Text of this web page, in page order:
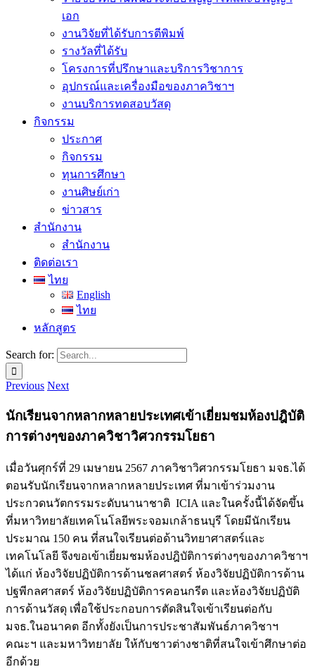
เอก
งานวิจัยที่ได้รับการตีพิมพ์
รางวัลที่ได้รับ
โครงการที่ปรึกษาและบริการวิชาการ
อุปกรณ์และเครื่องมือของภาควิชาฯ
งานบริการทดสอบวัสดุ
กิจกรรม
ประกาศ
กิจกรรม
ทุนการศึกษา
งานศิษย์เก่า
ข่าวสาร
สำนักงาน
สำนักงาน
ติดต่อเรา
ไทย
English
ไทย
หลักสูตร
Search for:
Previous Next
นักเรียนจากหลากหลายประเทศเข้าเยี่ยมชมห้องปฎิบัติ
การต่างๆของภาควิชาวิศวกรรมโยธา
เมื่อวันศุกร์ที่ 29 เมษายน 2567 ภาควิชาวิศวกรรมโยธา มจธ.ได้
ตอนรับนักเรียนจากหลากหลายประเทศ ที่มาเข้าร่วมงาน
ประกวดนวัตกรรมระดับนานาชาติ ICIA และในครั้งนี้ได้จัดขึ้น
ที่มหาวิทยาลัยเทคโนโลยีพระจอมเกล้าธนบุรี โดยมีนักเรียน
ประมาณ 150 คน ที่สนใจเรียนต่อด้านวิทยาศาสตร์และ
เทคโนโลยี จึงขอเข้าเยี่ยมชมห้องปฎิบัติการต่างๆของภาควิชาฯ
ได้แก่ ห้องวิจัยปฏิบัติการด้านชลศาสตร์ ห้องวิจัยปฏิบัติการด้าน
ปฐพีกลศาสตร์ ห้องวิจัยปฏิบัติการคอนกรีต และห้องวิจัยปฏิบัติ
การด้านวัสดุ เพื่อใช้ประกอบการตัดสินใจเข้าเรียนต่อกับ
มจธ.ในอนาคต อีกทั้งยังเป็นการประชาสัมพันธ์ภาควิชาฯ
คณะฯ และมหาวิทยาลัย ให้กับชาวต่างชาติที่สนใจเข้าศึกษาต่อ
อีกด้วย